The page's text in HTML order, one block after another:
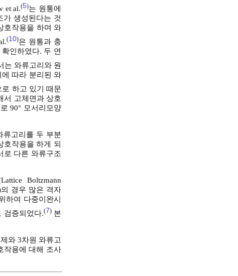
et al.(5)는 원통에
가 생성된다는 것
호작용을 하며 와
(10)은 원통과 충
인하였다. 두 연
는 와류고리와 원
따라 분리된 와
하고 있기 때문
서 고체면과 상호
90° 모서리모양
류고리를 두 부분
작용을 하게 되
로 다른 와류구조
Boltzmann
경우 많은 격자
하여 다중이완시
검증되었다.(7)본
와 3차원 와류고
작용에 대해 조사